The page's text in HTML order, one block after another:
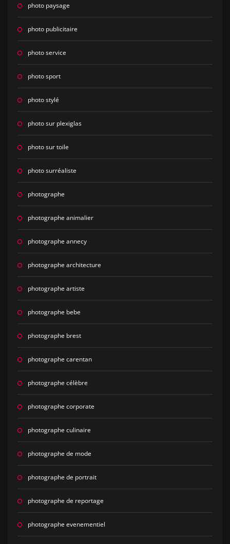
photo paysage
photo publicitaire
photo service
photo sport
photo stylé
photo sur plexiglas
photo sur toile
photo surréaliste
photographe
photographe animalier
photographe annecy
photographe architecture
photographe artiste
photographe bebe
photographe brest
photographe carentan
photographe célèbre
photographe corporate
photographe culinaire
photographe de mode
photographe de portrait
photographe de reportage
photographe evenementiel